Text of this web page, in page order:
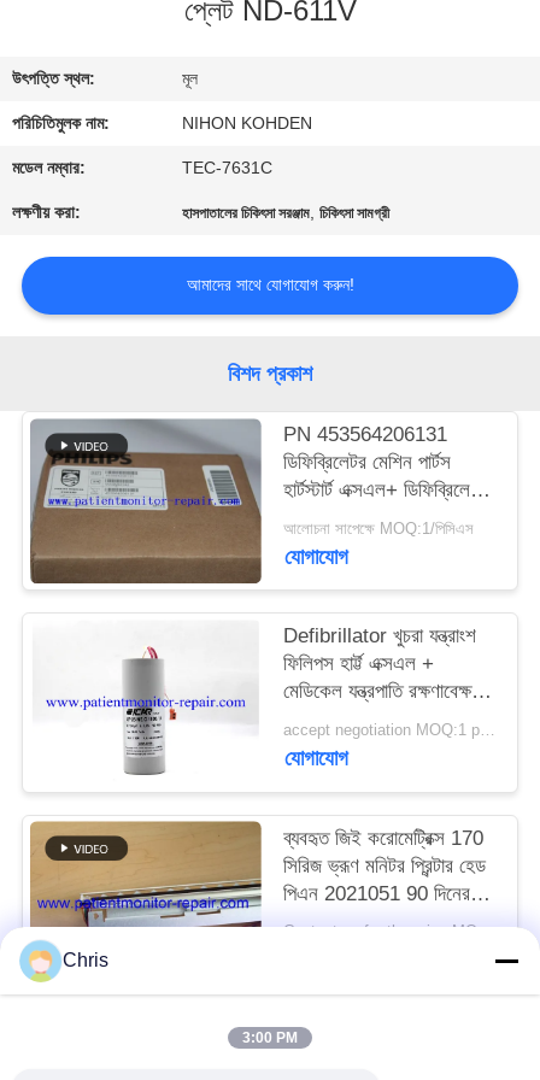
নিয়ন্ত্রণ
আমাদের
সাথে
যোগাযোগ
একটি
অনুরোধ
করুন
NEWS
সাইট
PRIVACY
POLICY
প্লেট ND-611V
উৎপত্তি স্থল: মূল
পরিচিতিমুলক নাম: NIHON KOHDEN
মডেল নম্বার: TEC-7631C
লক্ষণীয় করা: হাসপাতালের চিকিৎসা সরঞ্জাম,চিকিৎসা সামগ্রী
আমাদের সাথে যোগাযোগ করুন!
বিশদ প্রকাশ
PN 453564206131
ডিফিব্রিলেটর মেশিন পার্টস
হার্টস্টার্ট এক্সএল+ ডিফিব্রিলেটর
আলোচনা সাপেক্ষে MOQ:1/পিসিএস
যোগাযোগ
Defibrillator খুচরা যন্ত্রাংশ
ফিলিপস হার্ট্ট এক্সএল +
মেডিকেল যন্ত্রপাতি রক্ষণাবেক্ষণের
জন্য Defibrillator ক্যাপাসিটিaccept negotiation MOQ:1 pcs
যোগাযোগ
ব্যবহৃত জিই করোমেট্রিক্স 170
সিরিজ ভ্রূণ মনিটর প্রিন্টার হেড
পিএন 2021051 90 দিনের
ওয়ারেন্টি সহ
Contact us for the price MOQ:1
Chris
3:00 PM